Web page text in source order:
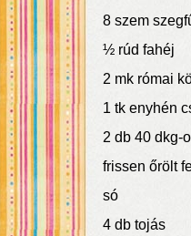
8 szem
½ rúd fahéj
2 mk római
1 tk enyhén
2 db 40 dkg-
frissen őrölt
só
4 db tojás